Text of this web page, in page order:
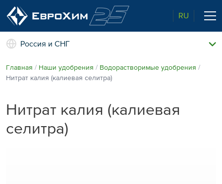
RU
Наши удобрения
О нас
Качество от лидера рынка
Экологичность
Агроэкспертиза
Новости и события
Россия и СНГ
Главная Наши удобрения
Водорастворимые удобрения
Нитрат калия (калиевая селитра)
Нитрат калия (калиевая
селитра)